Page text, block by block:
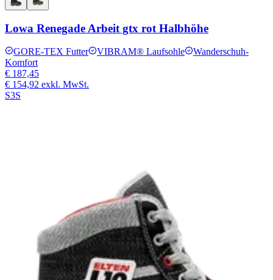
Lowa Renegade Arbeit gtx rot Halbhöhe
GORE-TEX Futter VIBRAM® Laufsohle
Wanderschuh-
Komfort
€ 187,45
€ 154,92 exkl. MwSt.
S3S